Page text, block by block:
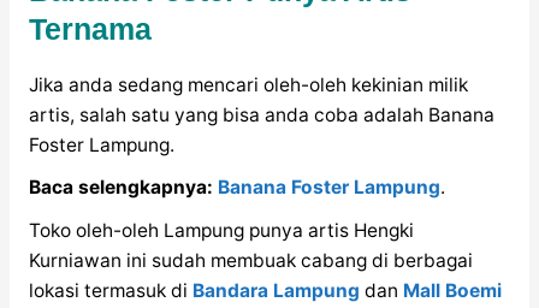
Ternama
Jika anda sedang mencari oleh-oleh kekinian milik
artis, salah satu yang bisa anda coba adalah Banana
Foster Lampung.
Baca selengkapnya: Banana Foster Lampung.
Toko oleh-oleh Lampung punya artis Hengki
Kurniawan ini sudah membuak cabang di berbagai
lokasi termasuk di Bandara Lampung dan Mall Boemi